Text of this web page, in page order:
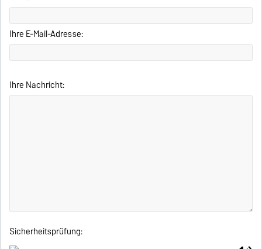
Ihre E-Mail-Adresse:
Ihre Nachricht:
Sicherheitsprüfung: